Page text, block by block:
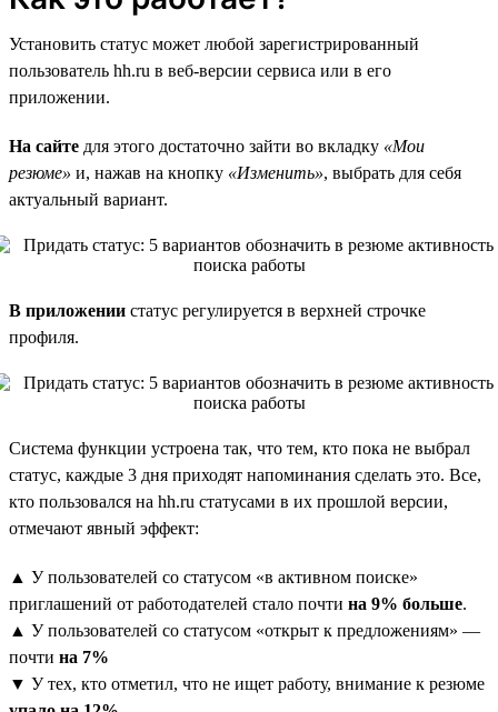
Установить статус может любой зарегистрированный
пользователь hh.ru в веб-версии сервиса или в его
приложении.
На сайте для этого достаточно зайти во вкладку «Мои
резюме» и, нажав на кнопку «Изменить», выбрать для себя
актуальный вариант.
В приложении статус регулируется в верхней строчке
профиля.
Система функции устроена так, что тем, кто пока не выбрал
статус, каждые 3 дня приходят напоминания сделать это. Все,
кто пользовался на hh.ru статусами в их прошлой версии,
отмечают явный эффект:
▲ У пользователей со статусом «в активном поиске»
приглашений от работодателей стало почти на 9% больше.
▲ У пользователей со статусом «открыт к предложениям» —
почти на 7%
▼ У тех, кто отметил, что не ищет работу, внимание к резюме